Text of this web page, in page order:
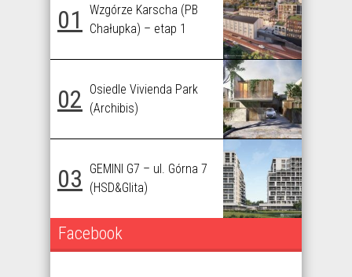
01
Wzgórze Karscha (PB
Chałupka) – etap 1
02
Osiedle Vivienda Park
(Archibis)
03
GEMINI G7 – ul. Górna 7
(HSD&Glita)
Facebook